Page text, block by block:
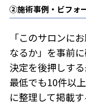
②施術事例・ビフォ
「このサロンに
なるか」を事前
決定を後押しす
最低でも10件以
に整理して掲載